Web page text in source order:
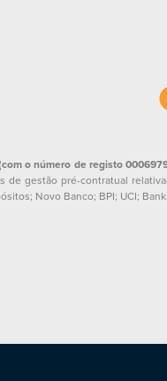
o número de registo
gestão pré-contratual
Novo Banco; BPI; UCI;